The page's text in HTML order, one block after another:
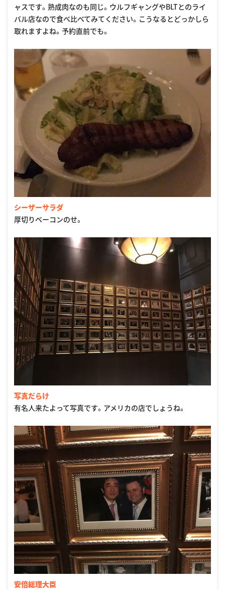
ャスです。熟成肉なのも同じ。ウルフギャングやBLTとのライ
バル店なので食べ比べてみてください。こうなるとどっかしら
取れますよね。予約直前でも。
シーザーサラダ
厚切りベーコンのせ。
写真だらけ
有名人来たよって写真です。アメリカの店でしょうね。
安倍総理大臣